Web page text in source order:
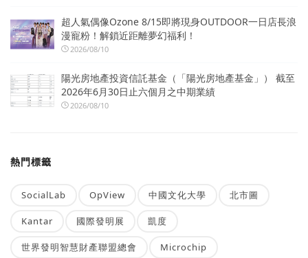
超人氣偶像Ozone 8/15即將現身OUTDOOR一日店長浪
漫寵粉！解鎖近距離夢幻福利！
2026/08/10
陽光房地產投資信託基金（「陽光房地產基金」） 截至
2026年6月30日止六個月之中期業績
2026/08/10
熱門標籤
SocialLab OpView 中國文化大學 北市圖
Kantar 國際發明展 凱度
世界發明智慧財產聯盟總會 Microchip